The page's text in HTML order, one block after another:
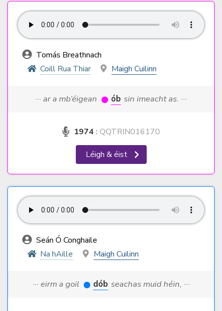
Tomás Breathnach
Coill Rua Thiar
Maigh Cuilinn
··· ar a mb’éigean ób sin imeacht as. ···
1974 : QQTRIN016170
Léigh & éist
Seán Ó Conghaile
Na hAille
Maigh Cuilinn
··· eirm a goil dób seachas muid héin, ···